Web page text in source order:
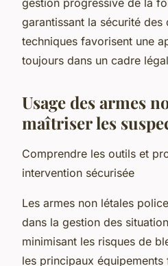
garantissant la sécurité des
techniques favorisent une
toujours dans un cadre
Usage des armes
maîtriser les
Comprendre les outils et
intervention sécurisée
Les armes non létales
dans la gestion des
minimisant les risques de
les principaux